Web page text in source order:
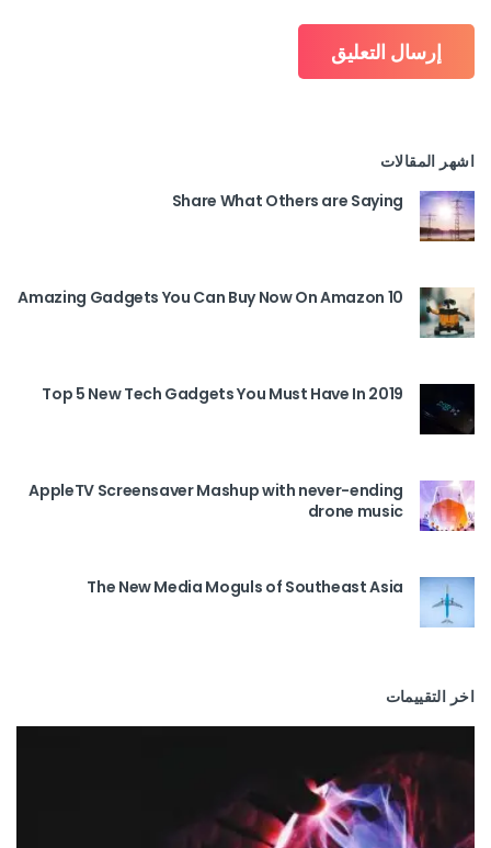
اشهر المقالات
Share What Others are Saying
10 Amazing Gadgets You Can Buy Now On Amazon
Top 5 New Tech Gadgets You Must Have In 2019
AppleTV Screensaver Mashup with never-ending
drone music
The New Media Moguls of Southeast Asia
اخر التقييمات